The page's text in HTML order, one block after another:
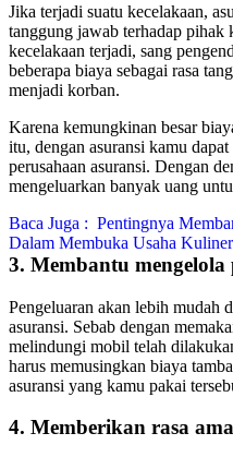
Jika terjadi suatu kecelakaan,
tanggung jawab terhadap pihak
kecelakaan terjadi, sang
beberapa biaya sebagai rasa
menjadi korban.
Karena kemungkinan besar
itu, dengan asuransi kamu
perusahaan asuransi. Dengan
mengeluarkan banyak uang
Baca Juga : Pentingnya
Dalam Membuka Usaha Kuliner
3. Membantu mengelola
Pengeluaran akan lebih mudah
asuransi. Sebab dengan
melindungi mobil telah
harus memusingkan biaya
asuransi yang kamu pakai
4. Memberikan rasa